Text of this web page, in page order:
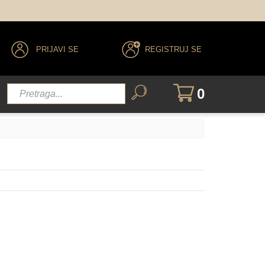
PRIJAVI SE REGISTRUJ SE
0